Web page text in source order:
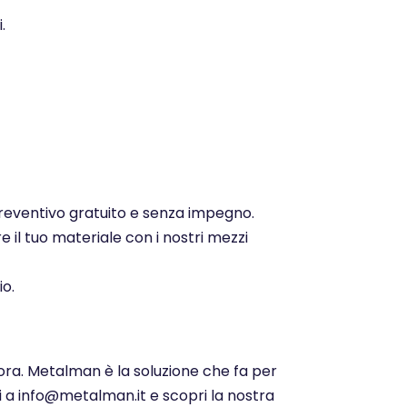
gratuito e senza impegno.
il tuo materiale con i nostri mezzi
Metalman è la soluzione che fa per
info@metalman.it e scopri la nostra